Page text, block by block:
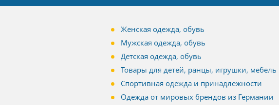
Женская одежда, обувь
Мужская одежда, обувь
Детская одежда, обувь
Товары для детей, ранцы, игрушки, мебель
Спортивная одежда и принадлежности
Одежда от мировых брендов из Германии